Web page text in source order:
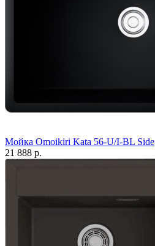
Мойка Omoikiri Kata 56-U/I-BL Side
21 888 р.